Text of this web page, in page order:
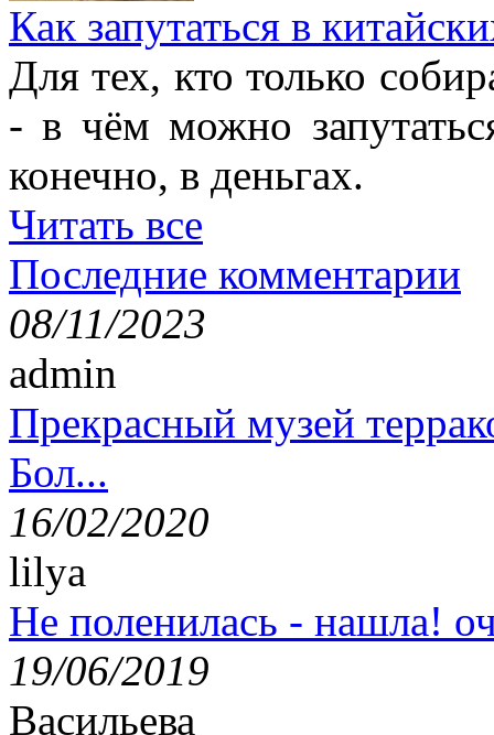
Как запутаться в
Для тех, кто только
- в чём можно
конечно, в деньгах.
Читать все
Последние комментарии
08/11/2023
admin
Прекрасный музей
Бол...
16/02/2020
lilya
Не поленилась - нашла!
19/06/2019
Васильева